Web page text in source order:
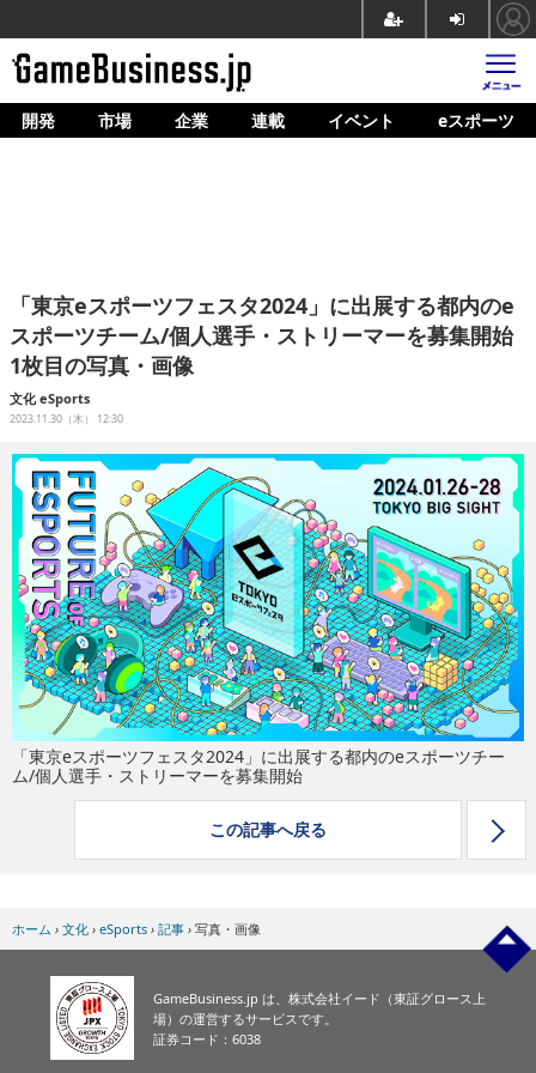
ホーム
企業動向
人材育成
産業政策
連載
イベント/セミナー
eスポーツ
開発 市場 企業 連載 イベント eスポーツ
「東京eスポーツフェスタ2024」に出展する都内のe
スポーツチーム/個人選手・ストリーマーを募集開始
1枚目の写真・画像
文化 eSports
2023.11.30（木） 12:30
「東京eスポーツフェスタ2024」に出展する都内のeスポーツチー
ム/個人選手・ストリーマーを募集開始
この記事へ戻る
ホーム › 文化 › eSports › 記事 › 写真・画像
GameBusiness.jp は、株式会社イード（東証グロース上
場）の運営するサービスです。
証券コード：6038